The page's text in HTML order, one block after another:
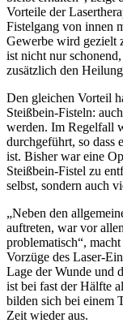
Vorteile der
Fistelgang von innen
Gewerbe wird gezielt
ist nicht nur
zusätzlich den
Den gleichen Vorteil
Steißbein-Fisteln:
werden. Im Regelfall
durchgeführt, so dass
ist. Bisher war eine
Steißbein-Fistel zu
selbst, sondern auch
„Neben den
auftreten, war vor
problematisch“,
Vorzüge des Laser-
Lage der Wunde und
ist bei fast der Hälfte
bilden sich bei einem
Zeit wieder aus.